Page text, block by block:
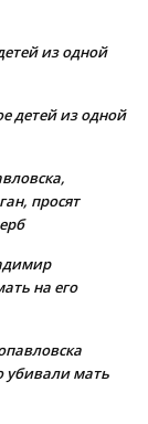
из одной
детей из одной
просят
на его
убивали мать